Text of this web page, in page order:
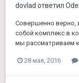
dovlad ответил
Совершенно верно,
собой комплекс в
мы рассматриваем
28 мая, 2016